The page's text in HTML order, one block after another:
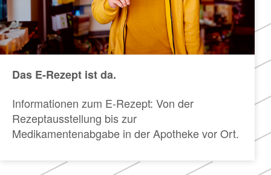
Das E-Rezept ist da.
Informationen zum E-Rezept: Von der
Rezeptausstellung bis zur
Medikamentenabgabe in der Apotheke vor Ort.